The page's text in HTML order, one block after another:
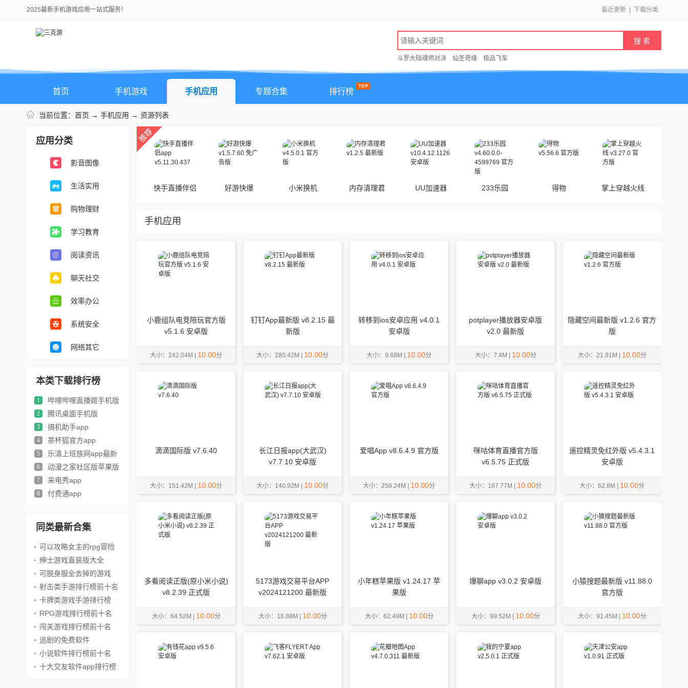
2025最新手机游戏应用一站式服务！ 最近更新 下载分类
斗罗大陆魂师对决 仙圣奇缘 极品飞车
首页 手机游戏 手机应用 专题合集 排行榜
当前位置： 首页 → 手机应用 → 资源列表
应用分类
影音图像
生活实用
购物理财
学习教育
阅读资讯
聊天社交
效率办公
系统安全
网络其它
本类下载排行榜
1 哔哩哔哩直播姬手机版
2 腾讯桌面手机版
3 搞机助手app
4 茶杯狐官方app
5
乐清上班族网app最新
版
6 动漫之家社区版苹果版
7 来电秀app
8 付费通app
同类最新合集
可以攻略女主的rpg冒险
游戏
绅士游戏直装版大全
可脱身服全去掉的游戏
射击类手游排行榜前十名
卡牌类游戏手游排行榜
RPG游戏排行榜前十名
闯关游戏排行榜前十名
追剧的免费软件
小说软件排行榜前十名
十大交友软件app排行榜
快手直播伴侣
好游快爆 小米换机 内存清理君 UU加速器 233乐园 得物 掌上穿越火线
手机应用
小鹿组队电竞陪玩官方版
v5.1.6 安卓版
大小：242.04M | 10.00分
钉钉App最新版 v8.2.15 最
新版
大小：280.42M | 10.00分
转移到ios安卓应用 v4.0.1
安卓版
大小：9.68M | 10.00分
potplayer播放器安卓版
v2.0 最新版
大小：7.4M | 10.00分
隐藏空间最新版 v1.2.6 官方
版
大小：21.91M | 10.00分
滴滴国际版 v7.6.40
大小：151.42M | 10.00分
长江日报app(大武汉)
v7.7.10 安卓版
大小：140.92M | 10.00分
爱唱App v8.6.4.9 官方版
大小：258.24M | 10.00分
咪咕体育直播官方版
v6.5.75 正式版
大小：167.77M | 10.00分
遥控精灵免红外版 v5.4.3.1
安卓版
大小：62.8M | 10.00分
多看阅读正版(原小米小说)
v8.2.39 正式版
大小：64.52M | 10.00分
5173游戏交易平台APP
v2024121200 最新版
大小：16.88M | 10.00分
小年糕苹果版 v1.24.17 苹
果版
大小：62.49M | 10.00分
爆聊app v3.0.2 安卓版
大小：99.52M | 10.00分
小猿搜题最新版 v11.88.0
官方版
大小：91.45M | 10.00分